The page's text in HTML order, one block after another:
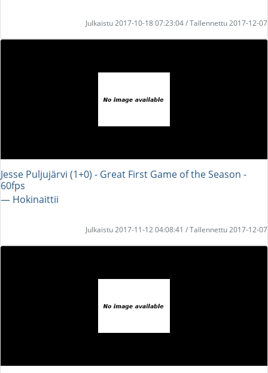
Julkaistu 2017-10-18 07:23:04 / Tallennettu 2017-12-07
Jesse Puljujärvi (1+0) - Great First Game of the Season -
60fps
― Hokinaittii
Julkaistu 2017-11-12 04:08:41 / Tallennettu 2017-12-07